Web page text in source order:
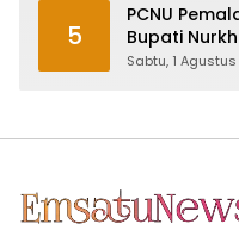
5
PCNU
Bupati
Pelayan
Sabtu, 1